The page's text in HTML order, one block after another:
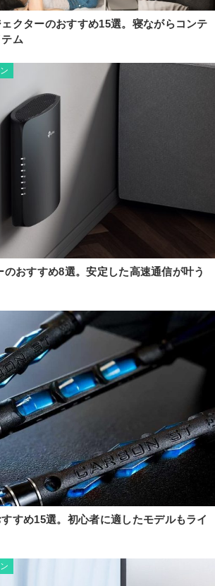
クターのおすすめ15選。寝ながらコンテ
ム
おすすめ8選。安定した高速通信が叶う
すめ15選。初心者に適したモデルもライ